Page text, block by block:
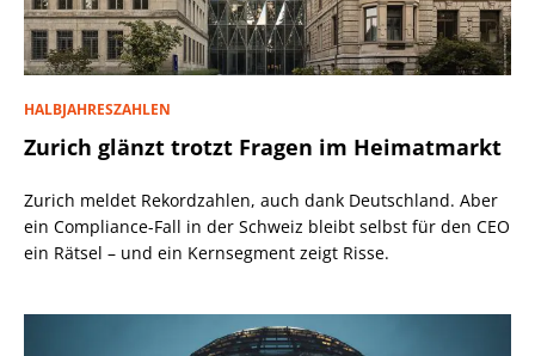
HALBJAHRESZAHLEN
Zurich glänzt trotzt Fragen im Heimatmarkt
Zurich meldet Rekordzahlen, auch dank Deutschland. Aber
ein Compliance-Fall in der Schweiz bleibt selbst für den CEO
ein Rätsel – und ein Kernsegment zeigt Risse.